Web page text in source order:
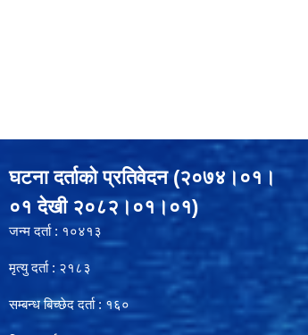
घटना दर्ताको प्रतिवेदन (२०७४।०१।
०१ देखी २०८२।०१।०१)
जन्म दर्ता : १०४१३
मृत्यु दर्ता : २१८३
सम्बन्ध बिच्छेद दर्ता : १६०